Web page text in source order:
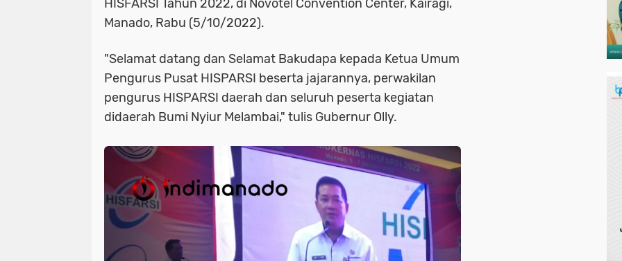
HISFARSI Tahun 2022, di Novotel Convention Center, Kairagi,
Manado, Rabu (5/10/2022).
"Selamat datang dan Selamat Bakudapa kepada Ketua Umum
Pengurus Pusat HISPARSI beserta jajarannya, perwakilan
pengurus HISPARSI daerah dan seluruh peserta kegiatan
didaerah Bumi Nyiur Melambai," tulis Gubernur Olly.